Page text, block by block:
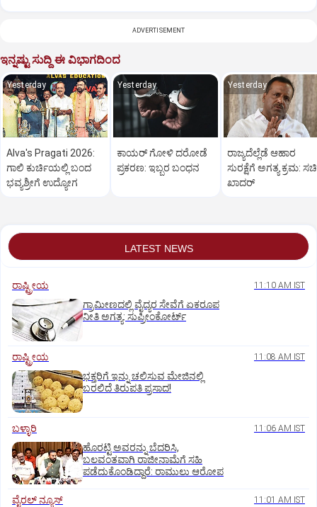
ADVERTISEMENT
ಇನ್ನಷ್ಟು ಸುದ್ದಿ ಈ ವಿಭಾಗದಿಂದ
Yesterday
Alva's Pragati 2026:
ಗಾಲಿ ಕುರ್ಚಿಯಲ್ಲಿ ಬಂದ
ಭವ್ಯಶ್ರೀಗೆ ಉದ್ಯೋಗ
Yesterday
ಕಾಯರ್ ಗೋಳಿ ದರೋಡೆ
ಪ್ರಕರಣ: ಇಬ್ಬರ ಬಂಧನ
Yesterday
ರಾಜ್ಯದೆಲ್ಲೆಡೆ ಆಹಾರ
ಸುರಕ್ಷೆಗೆ ಅಗತ್ಯ ಕ್ರಮ:
ಖಾದರ್
LATEST NEWS
ರಾಷ್ಟ್ರೀಯ 11:10 AM IST
ಗ್ರಾಮೀಣದಲ್ಲಿ ವೈದ್ಯರ ಸೇವೆಗೆ ಏಕರೂಪ
ನೀತಿ ಅಗತ್ಯ: ಸುಪ್ರೀಂಕೋರ್ಟ್‌
ರಾಷ್ಟ್ರೀಯ 11:08 AM IST
ಭಕ್ತರಿಗೆ ಇನ್ನು ಚಲಿಸುವ ಮೇಜಿನಲ್ಲಿ
ಬರಲಿದೆ ತಿರುಪತಿ ಪ್ರಸಾದ!
ಬಳ್ಳಾರಿ 11:06 AM IST
ಹೊರಟ್ಟಿ ಅವರನ್ನು ಬೆದರಿಸಿ,
ಬಲವಂತವಾಗಿ ರಾಜೀನಾಮೆಗೆ ಸಹಿ
ಪಡೆದುಕೊಂಡಿದ್ದಾರೆ: ರಾಮುಲು ಆರೋಪ
ವೈರಲ್ ನ್ಯೂಸ್ 11:01 AM IST